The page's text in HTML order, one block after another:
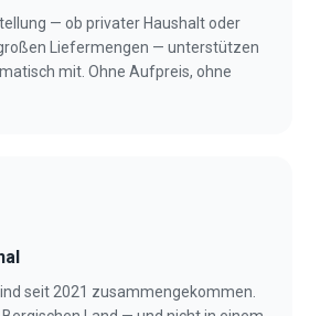
— ob privater Haushalt oder
Liefermengen — unterstützen
mit. Ohne Aufpreis, ohne
seit 2021 zusammengekommen.